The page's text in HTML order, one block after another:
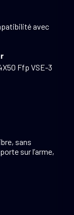
avec
Ffp VSE-3
sans
sur l’arme,